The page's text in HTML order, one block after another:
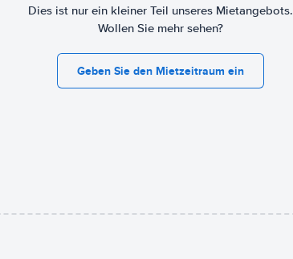
Dies ist nur ein kleiner Teil unseres Mietangebots.
Wollen Sie mehr sehen?
Geben Sie den Mietzeitraum ein